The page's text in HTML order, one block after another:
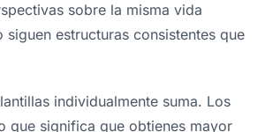
sobre la misma vida
estructuras consistentes que
individualmente suma. Los
que significa que obtienes mayor